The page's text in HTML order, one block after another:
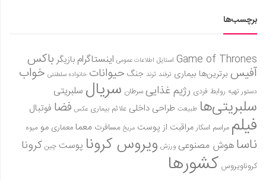
برچسب‌ها
Game of Thrones استایل اطلاعات عمومی اینستاگرام بازیگر باکس
آفیس برترین‌ها بیماری ترفند ترند جنگ حیوانات خانواده سلطنتی خواب
دستور تهیه روابط فردی رژیم غذاییسرطان سریال سلبریتی
سلبریتی‌ها طبیعت طراحی داخلی علائم بیماری عکس فضا فوتبال
فیلم مراسم اسکارمراقبت از پوست مریخ مسافرت معمامعماری مو میوه
ناساهوش مصنوعی ورزش ویروس کرونا پوست چین کرونا
کروناویروس کشورها